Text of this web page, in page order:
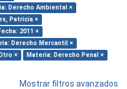
Derecho Ambiental ×
Patricia ×
2011 ×
Derecho Mercantil ×
×
Materia: Derecho Penal ×
Mostrar filtros avanzados